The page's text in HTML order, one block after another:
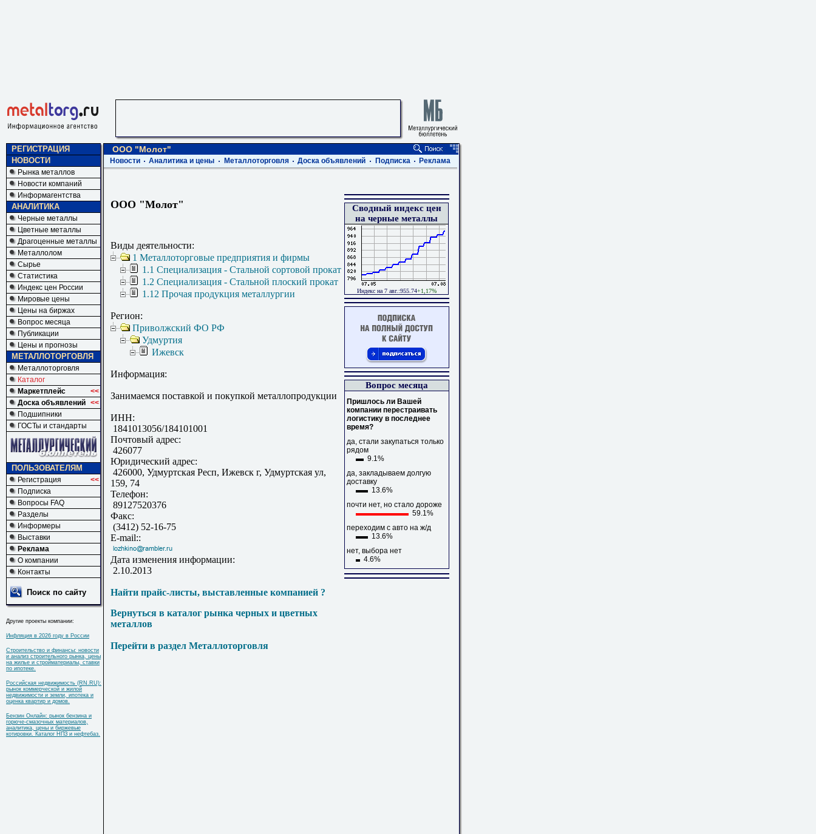
РЕГИСТРАЦИЯ
НОВОСТИ
Рынка металлов
Новости компаний
Информагентства
АНАЛИТИКА
Черные металлы
Цветные металлы
Драгоценные металлы
Металлолом
Сырье
Статистика
Индекс цен России
Мировые цены
Цены на биржах
Вопрос месяца
Публикации
Цены и прогнозы
МЕТАЛЛОТОРГОВЛЯ
Металлоторговля
Каталог
Маркетплейс
<<
Доска объявлений <<
Подшипники
ГОСТы и стандарты
ПОЛЬЗОВАТЕЛЯМ
Регистрация
<<
Подписка
Вопросы FAQ
Разделы
Информеры
Выставки
Реклама
О компании
Контакты
Поиск по сайту
Другие проекты компании:
Инфляция в 2026 году в России
Строительство и финансы: новости
и анализ строительного рынка, цены
на жилье и стройматериалы, ставки
по ипотеке.
Российская недвижимость (RN.RU):
рынок коммерческой и жилой
недвижимости и земли, ипотека и
оценка квартир и домов.
Бензин Онлайн: рынок бензина и
горюче-смазочных материалов,
аналитика, цены и биржевые
котировки. Каталог НПЗ и нефтебаз.
ООО "Молот"
Новости Аналитика и цены Металлоторговля Доска объявлений Подписка Реклама
ООО "Молот"
Виды деятельности:
1 Металлоторговые предприятия и фирмы
1.1 Специализация - Стальной сортовой прокат
1.2 Специализация - Стальной плоский прокат
1.12 Прочая продукция металлургии
Регион:
Приволжский ФО РФ
Удмуртия
Ижевск
Информация:
Занимаемся поставкой и покупкой металлопродукции
ИНН:
1841013056/184101001
Почтовый адрес:
426077
Юридический адрес:
426000, Удмуртская Респ, Ижевск г, Удмуртская ул,
159, 74
Телефон:
89127520376
Факс:
(3412) 52-16-75
E-mail::
Дата изменения информации:
2.10.2013
Найти прайс-листы, выставленные компанией ?
Вернуться в каталог рынка черных и цветных
металлов
Перейти в раздел Металлоторговля
Сводный индекс цен
на черные металлы
Индекс на 7 авг.:955.74+1,17%
Вопрос месяца
Пришлось ли Вашей
компании перестраивать
логистику в последнее
время?
да, стали закупаться только
рядом
9.1%
да, закладываем долгую
доставку
13.6%
почти нет, но стало дороже
59.1%
переходим с авто на ж/д
13.6%
нет, выбора нет
4.6%